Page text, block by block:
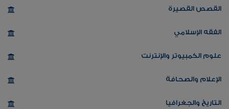
القصص القصيرة
الفقه الإسلامي
علوم الكمبيوتر والإنترنت
الإعلام والصحافة
التاريخ والجغرافيا